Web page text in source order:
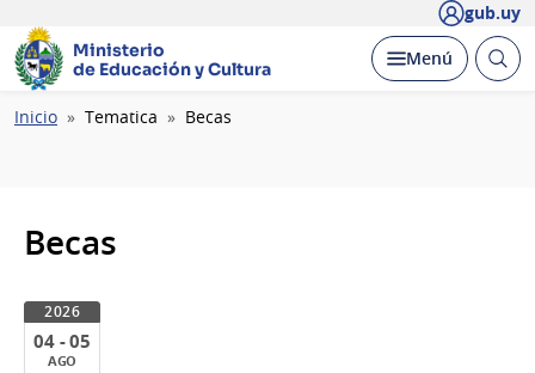
gub.uy
Ministerio
de Educación y Cultura
Desplegar
Menú Abrir
Ruta
Inicio Tematica Becas
Becas
2026
04 - 05
AGO